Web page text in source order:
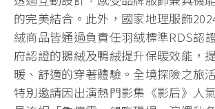
的完美結合。此外，國家地理服飾
絨商品皆通過負責任羽絨標準RDS認
府認證的鵝絨及鴨絨提升保暖效能，
暖、舒適的穿著體驗。全境探險之旅
特別邀請因出演熱門影集《影后》人